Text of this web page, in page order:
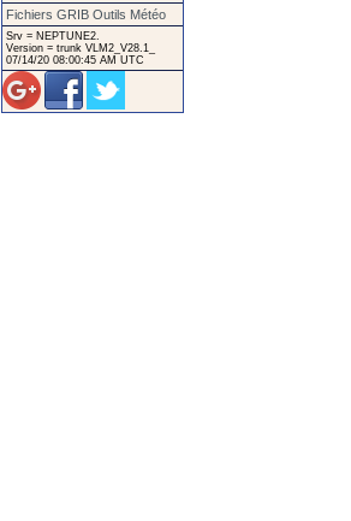
Fichiers GRIB Outils Météo
Srv = NEPTUNE2.
Version = trunk VLM2_V28.1_
07/14/20 08:00:45 AM UTC